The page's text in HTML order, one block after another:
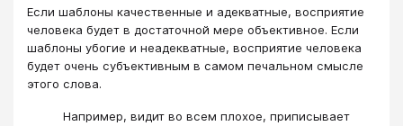
Если шаблоны качественные и адекватные, восприятие
человека будет в достаточной мере объективное. Если
шаблоны убогие и неадекватные, восприятие человека
будет очень субъективным в самом печальном смысле
этого слова.
Например, видит во всем плохое, приписывает